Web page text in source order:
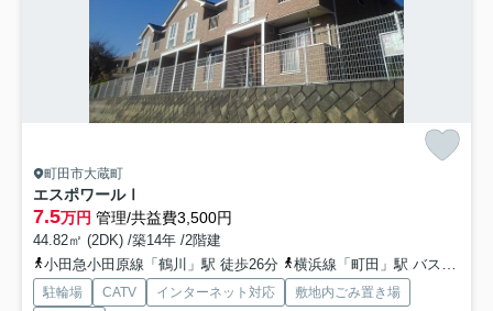
町田市大蔵町
エスポワールⅠ
7.5万円 管理/共益費3,500円
44.82㎡ (2DK) /築14年 /2階建
小田急小田原線「鶴川」駅 徒歩26分
横浜線「町田」駅 バス21分 「大蔵」 停歩2分
駐輪場 CATV インターネット対応
敷地内ごみ置き場